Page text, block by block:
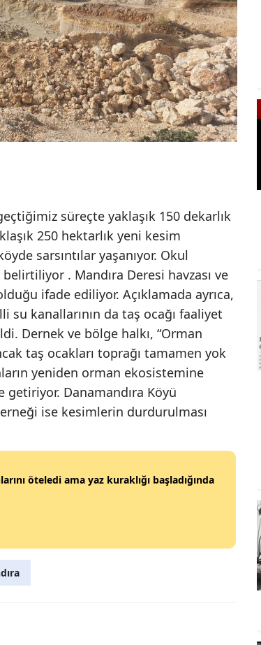
süreçte yaklaşık 150 dekarlık
250 hektarlık yeni kesim
sarsıntılar yaşanıyor. Okul
belirtiliyor . Mandıra Deresi havzası ve
ifade ediliyor. Açıklamada ayrıca,
su kanallarının da taş ocağı faaliyet
Dernek ve bölge halkı, “Orman
taş ocakları toprağı tamamen yok
yeniden orman ekosistemine
Danamandıra Köyü
ise kesimlerin durdurulması
öteledi ama yaz kuraklığı başladığında